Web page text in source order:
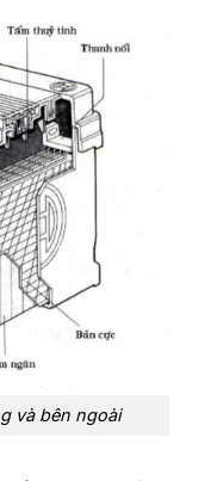
và bên ngoài